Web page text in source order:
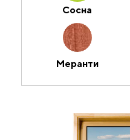
Сосна
Меранти